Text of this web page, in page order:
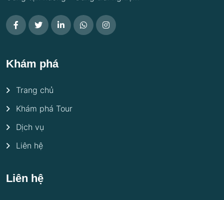
Khám phá
Trang chủ
Khám phá Tour
Dịch vụ
Liên hệ
Liên hệ